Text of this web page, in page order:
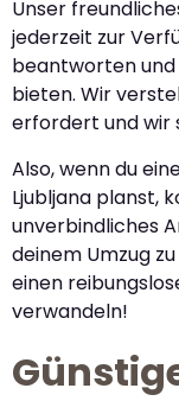
Unser
jederzeit zur
beantworten und
bieten. Wir
erfordert und wir
Also, wenn du
Ljubljana planst,
unverbindliches
deinem Umzug
einen
verwandeln!